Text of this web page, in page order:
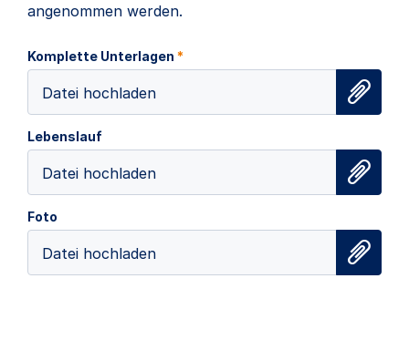
angenommen werden.
Komplette Unterlagen *
Datei hochladen
Lebenslauf
Datei hochladen
Foto
Datei hochladen